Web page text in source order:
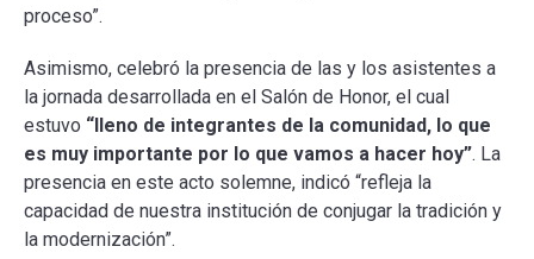
proceso”.
Asimismo, celebró la presencia de las y los asistentes a
la jornada desarrollada en el Salón de Honor, el cual
estuvo “lleno de integrantes de la comunidad, lo que
es muy importante por lo que vamos a hacer hoy”. La
presencia en este acto solemne, indicó “refleja la
capacidad de nuestra institución de conjugar la tradición y
la modernización”.